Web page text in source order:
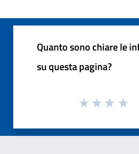
Quanto sono chiare le
su questa pagina?